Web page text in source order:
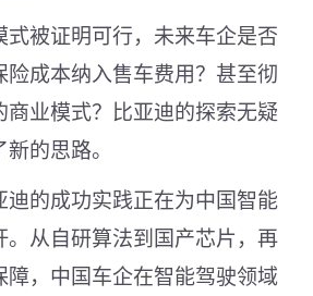
式被证明可行，未来车企是否
险成本纳入售车费用？甚至彻
商业模式？比亚迪的探索无疑
的思路。
迪的成功实践正在为中国智能
。从自研算法到国产芯片，再
障，中国车企在智能驾驶领域